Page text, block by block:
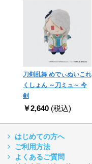
刀剣乱舞 めでぃぬいこれ
くしょん ～刀ミュ～ 今
剣
￥2,640 (税込)
はじめての方へ
ご利用方法
よくあるご質問